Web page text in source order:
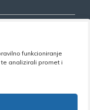
funkcioniranje
analizirali promet i
kat • 10 000